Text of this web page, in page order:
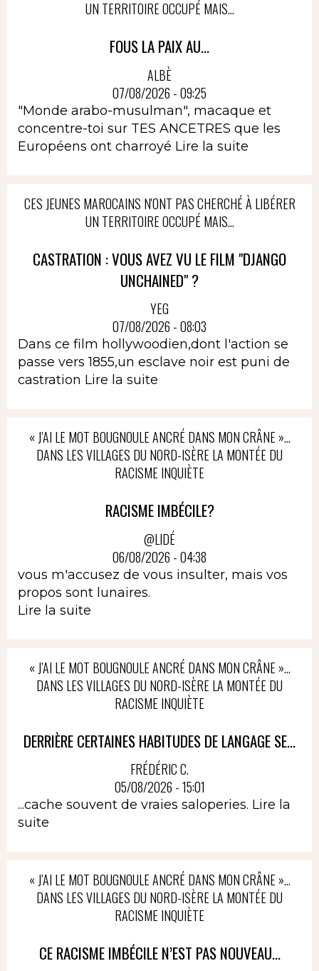
UN TERRITOIRE OCCUPÉ MAIS...
FOUS LA PAIX AU...
ALBÈ
07/08/2026 - 09:25
"Monde arabo-musulman", macaque et
concentre-toi sur TES ANCETRES que les
Européens ont charroyé Lire la suite
CES JEUNES MAROCAINS N'ONT PAS CHERCHÉ À LIBÉRER
UN TERRITOIRE OCCUPÉ MAIS...
CASTRATION : VOUS AVEZ VU LE FILM "DJANGO
UNCHAINED" ?
YEG
07/08/2026 - 08:03
Dans ce film hollywoodien,dont l'action se
passe vers 1855,un esclave noir est puni de
castration Lire la suite
« J’AI LE MOT BOUGNOULE ANCRÉ DANS MON CRÂNE »…
DANS LES VILLAGES DU NORD-ISÈRE LA MONTÉE DU
RACISME INQUIÈTE
RACISME IMBÉCILE?
@LIDÉ
06/08/2026 - 04:38
vous m'accusez de vous insulter, mais vos
propos sont lunaires.
Lire la suite
« J’AI LE MOT BOUGNOULE ANCRÉ DANS MON CRÂNE »…
DANS LES VILLAGES DU NORD-ISÈRE LA MONTÉE DU
RACISME INQUIÈTE
DERRIÈRE CERTAINES HABITUDES DE LANGAGE SE...
FRÉDÉRIC C.
05/08/2026 - 15:01
...cache souvent de vraies saloperies. Lire la
suite
« J’AI LE MOT BOUGNOULE ANCRÉ DANS MON CRÂNE »…
DANS LES VILLAGES DU NORD-ISÈRE LA MONTÉE DU
RACISME INQUIÈTE
CE RACISME IMBÉCILE N’EST PAS NOUVEAU...